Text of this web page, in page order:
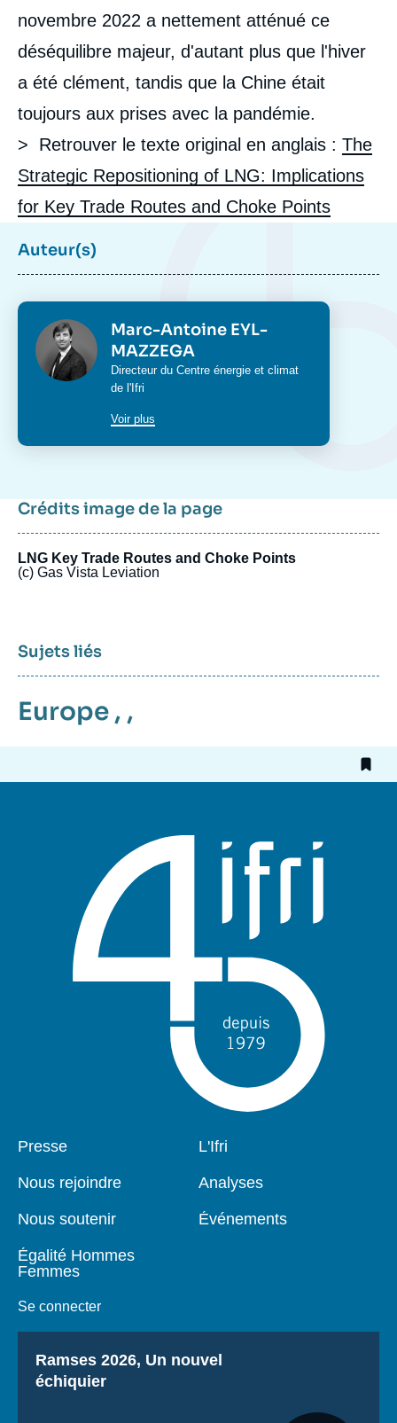
novembre 2022 a nettement atténué ce
déséquilibre majeur, d'autant plus que l'hiver
a été clément, tandis que la Chine était
toujours aux prises avec la pandémie.
> Retrouver le texte original en anglais : The
Strategic Repositioning of LNG: Implications
for Key Trade Routes and Choke Points
Auteur(s)
Photo
Marc-Antoine EYL-
MAZZEGA
Intitulé
du
Directeur du Centre énergie et climat
de l'Ifri
Voir plus
Crédits image de la page
LNG Key Trade Routes and Choke Points
(c) Gas Vista Leviation
Sujets liés
Europe , ,
Pied
Presse
Nous rejoindre
Nous soutenir
Égalité Hommes
Femmes
Se connecter
Navigation
L'Ifri
Analyses
Événements
Titre
Ramses 2026, Un nouvel
échiquier